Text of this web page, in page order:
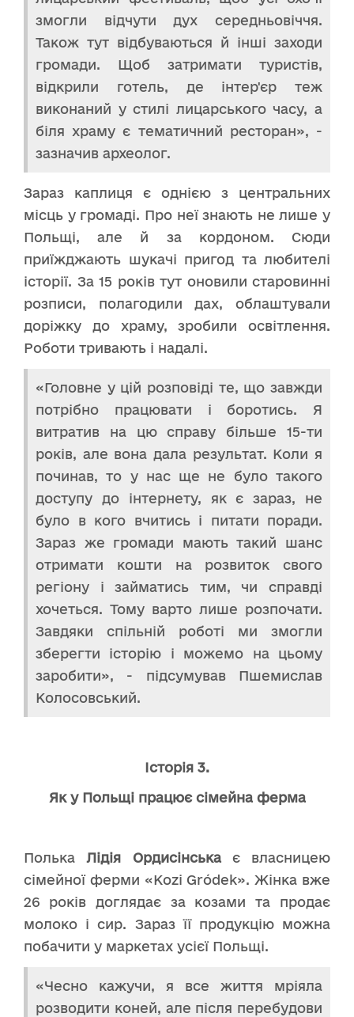
змогли відчути дух середньовіччя.
Також тут відбуваються й інші заходи
громади. Щоб затримати туристів,
відкрили готель, де інтер'єр теж
виконаний у стилі лицарського часу, а
біля храму є тематичний ресторан», -
зазначив археолог.
Зараз каплиця є однією з центральних
місць у громаді. Про неї знають не лише у
Польщі, але й за кордоном. Сюди
приїжджають шукачі пригод та любителі
історії. За 15 років тут оновили старовинні
розписи, полагодили дах, облаштували
доріжку до храму, зробили освітлення.
Роботи тривають і надалі.
«Головне у цій розповіді те, що завжди
потрібно працювати і боротись. Я
витратив на цю справу більше 15-ти
років, але вона дала результат. Коли я
починав, то у нас ще не було такого
доступу до інтернету, як є зараз, не
було в кого вчитись і питати поради.
Зараз же громади мають такий шанс
отримати кошти на розвиток свого
регіону і займатись тим, чи справді
хочеться. Тому варто лише розпочати.
Завдяки спільній роботі ми змогли
зберегти історію і можемо на цьому
заробити», - підсумував Пшемислав
Колосовський.
Історія 3.
Як у Польщі працює сімейна ферма
ПолькаЛідія Ордисінськає власницею
сімейної ферми «Kozi Gródek». Жінка вже
26 років доглядає за козами та продає
молоко і сир. Зараз її продукцію можна
побачити у маркетах усієї Польщі.
«Чесно кажучи, я все життя мріяла
розводити коней, але після перебудови